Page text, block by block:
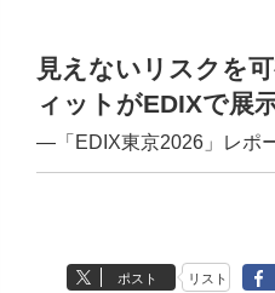
見えないリスクを
ィットがEDIXで展
―「EDIX東京2026」レポ
ポスト リスト